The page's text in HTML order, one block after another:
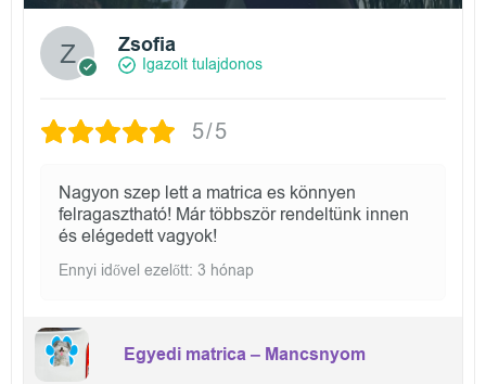
Zsofia
Igazolt tulajdonos
5/5
Nagyon szep lett a matrica es könnyen
felragasztható! Már többször rendeltünk innen
és elégedett vagyok!
Ennyi idővel ezelőtt: 3 hónap
Egyedi matrica – Mancsnyom